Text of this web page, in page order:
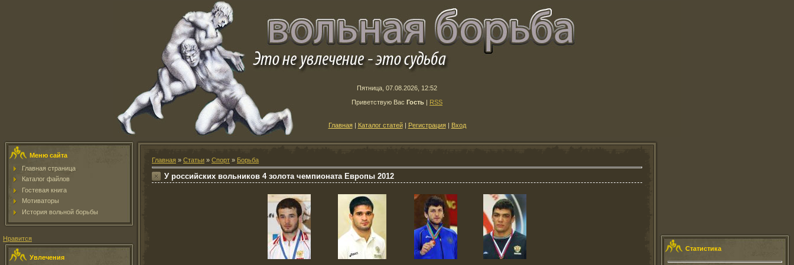
Пятница, 07.08.2026, 12:52
Приветствую Вас Гость | RSS
Главная| Каталог статей| Регистрация| Вход
Меню сайта
Главная страница
Каталог файлов
Гостевая книга
Мотиваторы
История вольной борьбы
Нравится
Увлечения
Главная » Статьи » Спорт » Борьба
У российских вольников 4 золота чемпионата Европы 2012
Статистика